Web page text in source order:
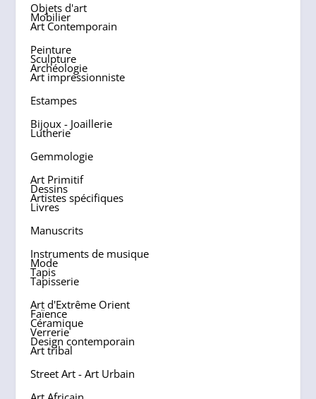
Objets d'art
Mobilier
Art Contemporain
Peinture
Sculpture
Archéologie
Art impressionniste
Estampes
Bijoux - Joaillerie
Lutherie
Gemmologie
Art Primitif
Dessins
Artistes spécifiques
Livres
Manuscrits
Instruments de musique
Mode
Tapis
Tapisserie
Art d'Extrême Orient
Faïence
Céramique
Verrerie
Design contemporain
Art tribal
Street Art - Art Urbain